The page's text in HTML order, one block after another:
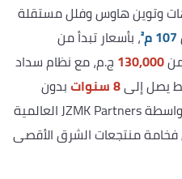
وتوين هاوس وفلل مستقلة
107 م²
، بأسعار تبدأ من
130,000 ج.م، مع نظام سداد
يصل إلى8 سنوات
بدون
فوائد. القرية مصممة بالكامل بواسطة JZMK Partners العالمية
منتجعات الشرق الأقصى